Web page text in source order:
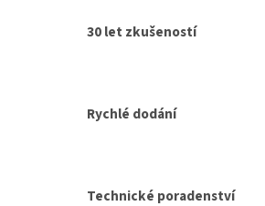
30 let zkušeností
Rychlé dodání
Technické poradenství